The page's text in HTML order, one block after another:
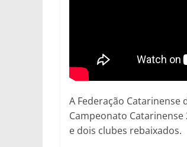
A Federação Catarinense
Campeonato
e dois clubes rebaixados.